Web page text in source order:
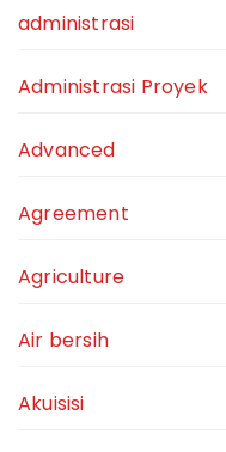
administrasi
Administrasi Proyek
Advanced
Agreement
Agriculture
Air bersih
Akuisisi